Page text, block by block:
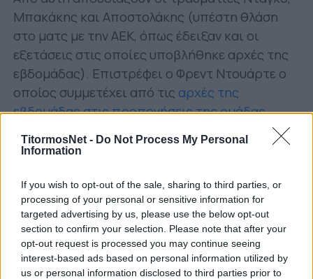
TitormosNet - Do Not Process My Personal
Information
If you wish to opt-out of the sale, sharing to third parties, or
processing of your personal or sensitive information for
targeted advertising by us, please use the below opt-out
section to confirm your selection. Please note that after your
opt-out request is processed you may continue seeing
interest-based ads based on personal information utilized by
us or personal information disclosed to third parties prior to
Μπακάκης και Αποστολάκης (υπέστη θλάση
στο ματς με την ΑΕΚ, όπως έδειξαν και οι
εξετάσεις στις οποίες υποβλήθηκε αρχές της
εβδομάδας). Επιστρέφει ο Φρεντ Ντουάρτε ο
οποίος συμμετέχει από τις αρχές της
εβδομάδας στις προπονήσεις της ομάδας.
Στην αποστολή συμμετέχουν οι
ποδοσφαιριστές:
Ανέστης, Χουχούμης, Μλάντεν, Καρέλης,
Βαρόνε, Πέδρο, Ντίας Χατζηθεοδωρίδης,
Ντουάρτε, Λάρσον, Μάρτενσον, Μπουζούκης,
Κολοβός, Ξενιτίδης, Μόρσεϊ, Σενγκέλια,
Στεργιάκης, Τσιγγάρας, Μαλής, Λιάβας.